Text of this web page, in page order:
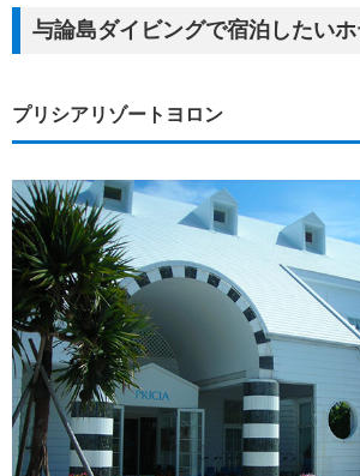
与論島ダイビングで宿泊したいホ
プリシアリゾートヨロン